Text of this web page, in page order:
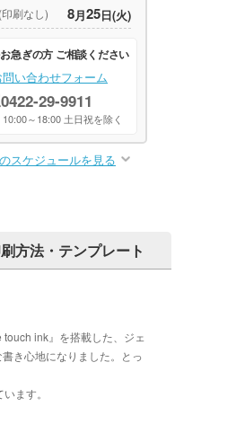
(印刷なし) 8月25日(火)
急ぎの方 ご相談ください
問い合わせフォーム
0422-29-9911
～18:00 土日祝を除く
スケジュールを見る
方法・テンプレート
ink』を搭載した、ジェ
き心地になりました。とっ
ます。